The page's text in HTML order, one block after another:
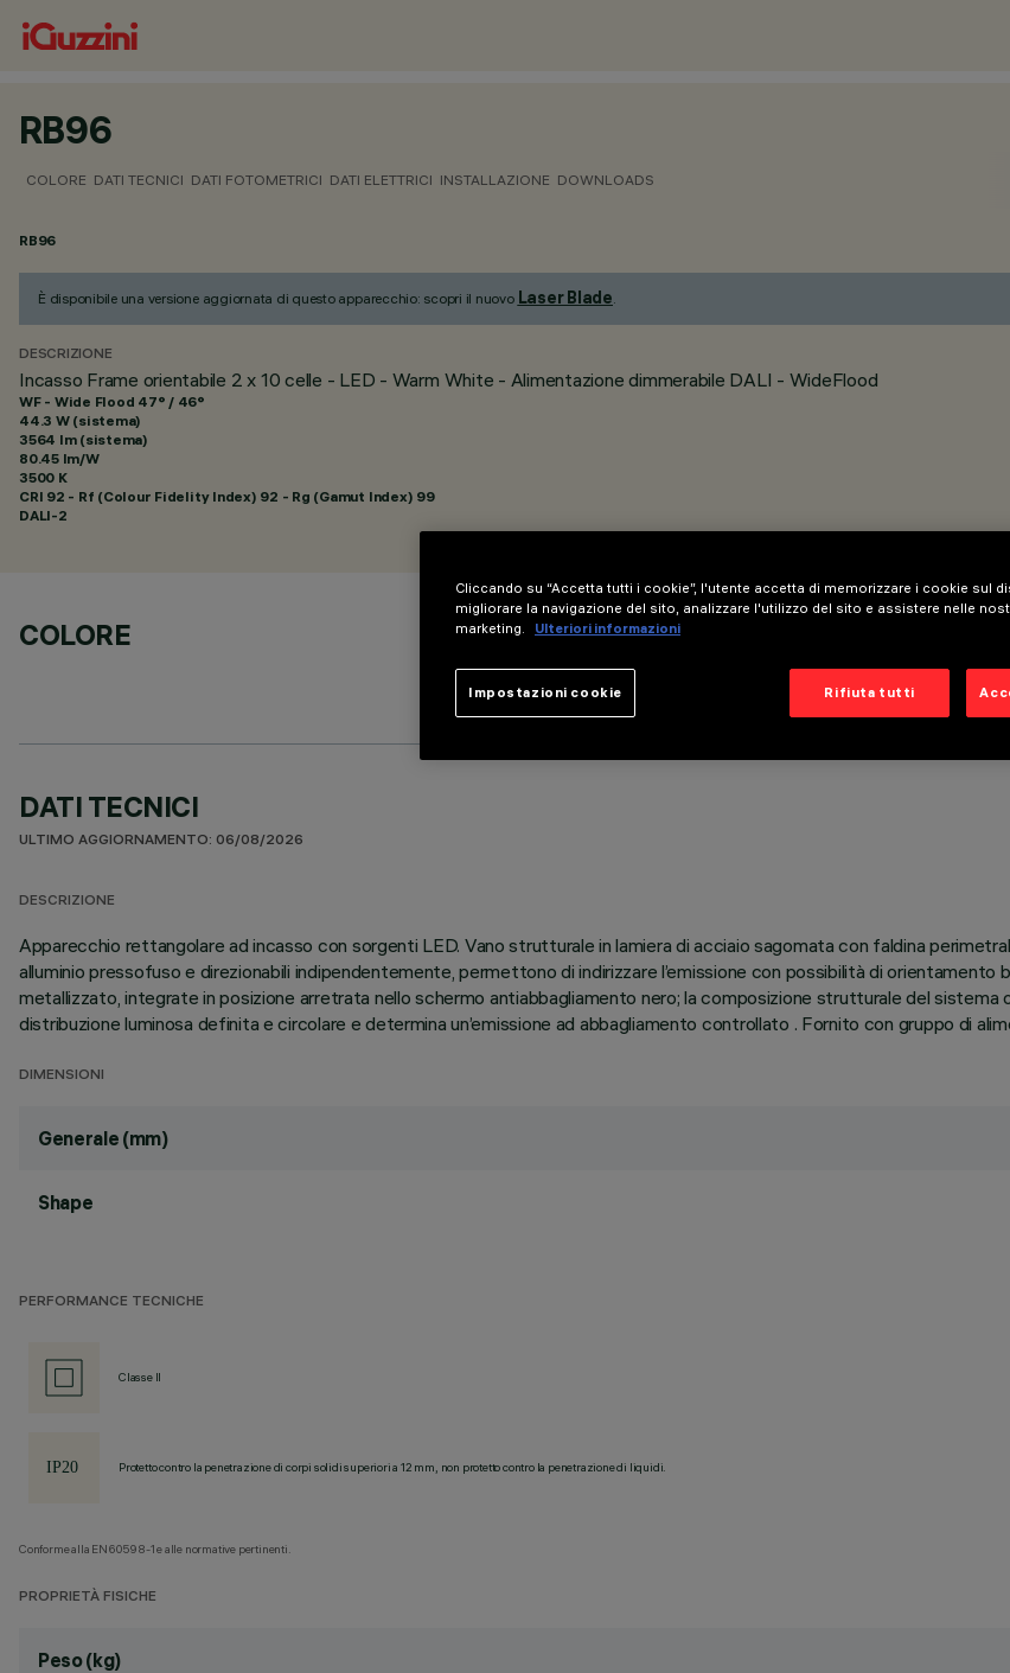
RB96
COLORE DATI TECNICI DATI FOTOMETRICI DATI ELETTRICI INSTALLAZIONE DOWNLOADS
RB96
È disponibile una versione aggiornata di questo apparecchio: scopri il nuovo Laser Blade.
DESCRIZIONE
Incasso Frame orientabile 2 x 10 celle - LED - Warm White - Alimentazione dimmerabile DALI - WideFlood
WF - Wide Flood 47° / 46°
44.3 W (sistema)
3564 lm (sistema)
80.45 lm/W
3500 K
CRI 92 - Rf (Colour Fidelity Index) 92 - Rg (Gamut Index) 99
DALI-2
COLORE
DATI TECNICI
ULTIMO AGGIORNAMENTO: 06/08/2026
DESCRIZIONE
Apparecchio rettangolare ad incasso con sorgenti LED. Vano strutturale in lamiera di acciaio sagomata con faldina
alluminio pressofuso e direzionabili indipendentemente, permettono di indirizzare l’emissione con possibilità di
metallizzato, integrate in posizione arretrata nello schermo antiabbagliamento nero; la composizione strutturale del
distribuzione luminosa definita e circolare e determina un’emissione ad abbagliamento controllato . Fornito con gruppo di
DIMENSIONI
Generale (mm)
Shape
PERFORMANCE TECNICHE
Classe II
Protetto contro la penetrazione di corpi solidi superiori a 12 mm, non protetto contro la penetrazione di liquidi.
Conforme alla EN60598-1 e alle normative pertinenti.
PROPRIETÀ FISICHE
Peso (kg)
Cliccando su “Accetta tutti i cookie”, l'utente accetta di memorizzare i cookie sul
migliorare la navigazione del sito, analizzare l'utilizzo del sito e assistere nelle
marketing.
Ulteriori informazioni
Rifiuta tutti
Impostazioni cookie